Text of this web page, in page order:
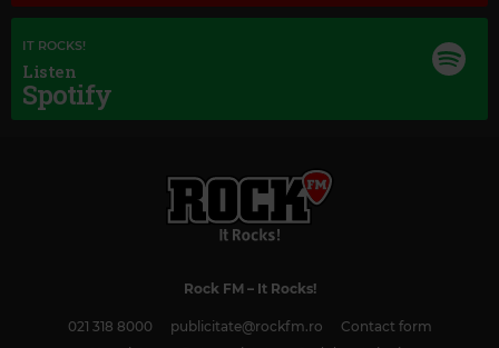
IT ROCKS!
Listen
Spotify
Rock FM– It Rocks!
021 318 8000 publicitate@rockfm.ro
Contact form